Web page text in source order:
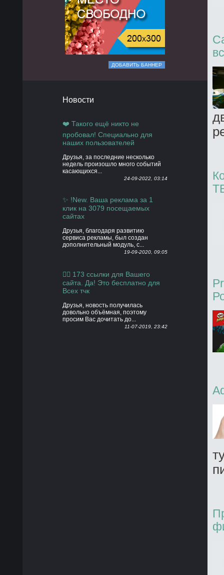
ДОБАВИТЬ БАННЕР
Новости
❤️ Такого ещё никто не
пробовал! Специально для
наших пользователей
Друзья, за последние несколько
недель произошло много событий
касающихся...
24-09-2022, 03:14
✨ !New. Ваша реклама за 1
клик на 3079 посещаемых
сайтах
Друзья, благодаря развитию
сервиса рекламы, был создан
дополнительный модуль, с...
19-09-2020, 09:05
👍🏻 173 ссылки для Вашего
сайта. Да! Это бесплатно для
Всех тчк
Друзья, новость получилась
довольно объёмная, поэтому
просим Вас дочитать до...
11-07-2019, 23:42